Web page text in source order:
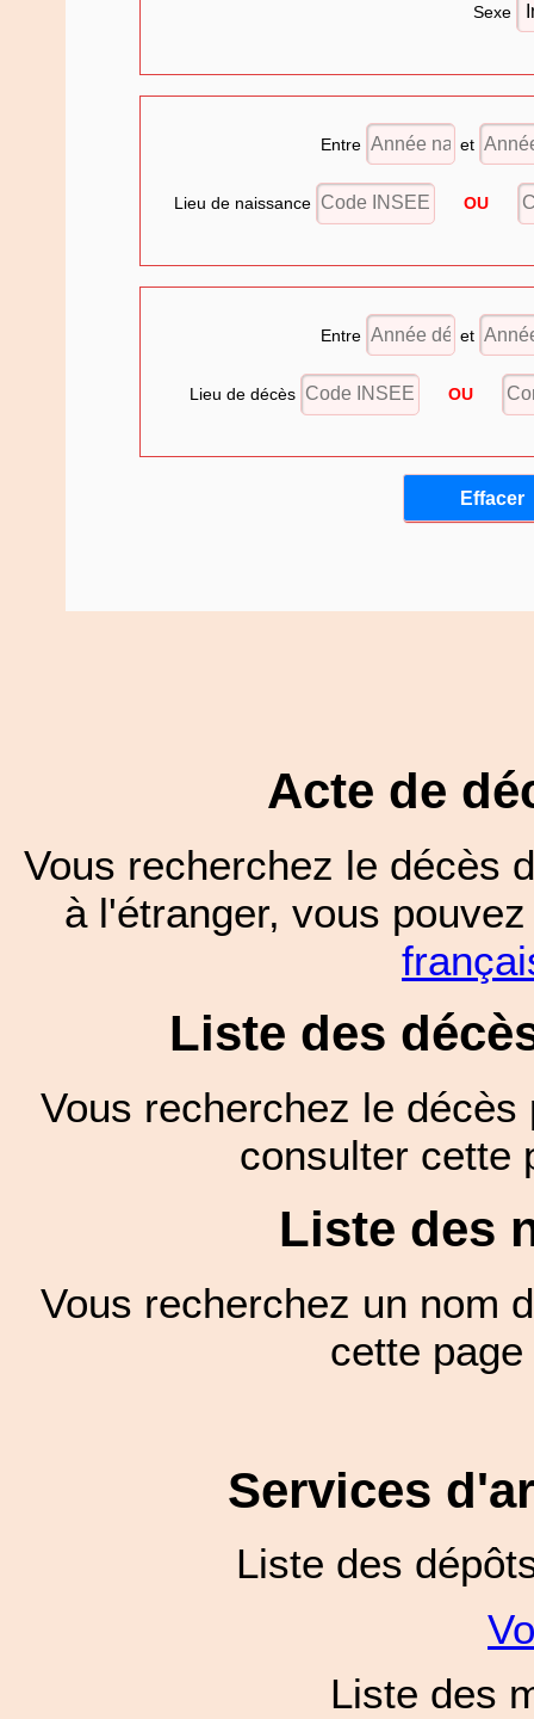
Sexe
Entre et
Lieu de naissance OU
Entre et
Lieu de décès OU
Acte de
Vous recherchez le décès
à l'étranger, vous
Liste des
Vous recherchez le
consulter
Liste des
Vous recherchez un nom
cette
Services
Liste des
Liste des